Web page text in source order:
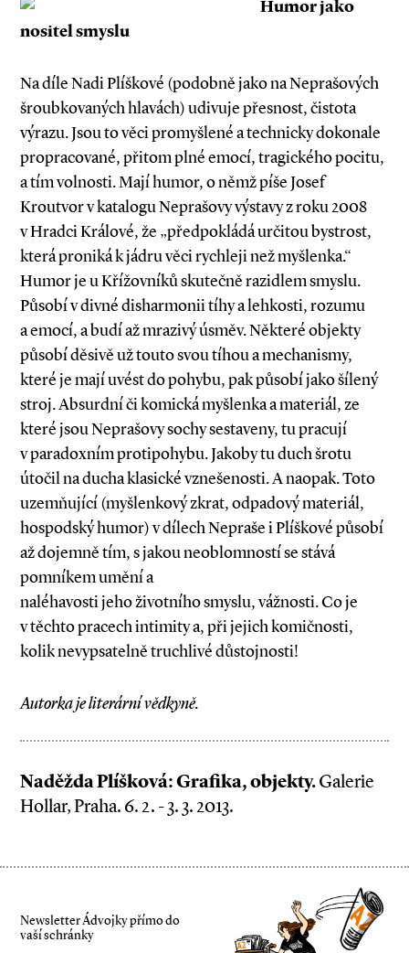
Humor jako
nositel smyslu
Na díle Nadi Plíškové (podobně jako na Neprašových
šroubkovaných hlavách) udivuje přesnost, čistota
výrazu. Jsou to věci promyšlené a technicky dokonale
propracované, přitom plné emocí, tragického pocitu,
a tím volnosti. Mají humor, o němž píše Josef
Kroutvor v katalogu Neprašovy výstavy z roku 2008
v Hradci Králové, že „předpokládá určitou bystrost,
která proniká k jádru věci rychleji než myšlenka.“
Humor je u Křížovníků skutečně razidlem smyslu.
Působí v divné disharmonii tíhy a lehkosti, rozumu
a emocí, a budí až mrazivý úsměv. Některé objekty
působí děsivě už touto svou tíhou a mechanismy,
které je mají uvést do pohybu, pak působí jako šílený
stroj. Absurdní či komická myšlenka a materiál, ze
které jsou Neprašovy sochy sestaveny, tu pracují
v paradoxním protipohybu. Jakoby tu duch šrotu
útočil na ducha klasické vznešenosti. A naopak. Toto
uzemňující (myšlenkový zkrat, odpadový materiál,
hospodský humor) v dílech Nepraše i Plíškové působí
až dojemně tím, s jakou neoblomností se stává
pomníkem umění a
naléhavosti jeho životního smyslu, vážnosti. Co je
v těchto pracech intimity a, při jejich komičnosti,
kolik nevypsatelně truchlivé důstojnosti!
Autorka je literární vědkyně.
Naděžda Plíšková: Grafika, objekty.Galerie
Hollar, Praha. 6. 2. - 3. 3. 2013.
Newsletter Ádvojky přímo do
vaší schránky